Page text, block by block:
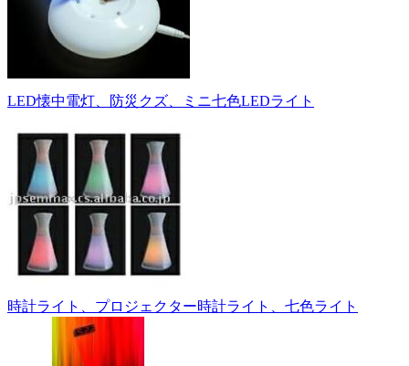
LED懐中電灯、防災クズ、ミニ七色LEDライト
時計ライト、プロジェクター時計ライト、七色ライト